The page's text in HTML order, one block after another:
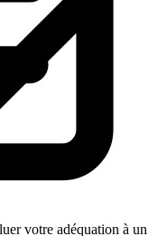
votre adéquation à un